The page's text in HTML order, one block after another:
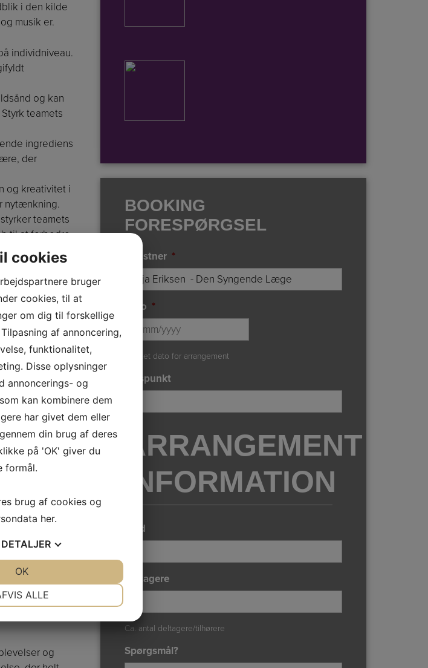
BOOKING
FORESPØRGSEL
Kunstner *
Dato *
slash
Ønsket dato for arrangement
Tidspunkt
ARRANGEMENT
INFORMATION
Sted
Deltagere
Ca. antal deltagere/tilhørere
Spørgsmål?
i den kilde
musik er.
individniveau.
og kan
teamets
ingrediens
der
og kreativitet i
nytænkning.
teamets
til at forbedre
deltage i en
til en
stemmer
– alt imens
mail
øget sundhed,
Når I
og bevægende
eftertanke.
og sang kan
man måske
og
cookies
bruger
cookies, til at
om dig til forskellige
af annoncering,
funktionalitet,
Disse oplysninger
annoncerings- og
kan kombinere dem
har givet dem eller
din brug af deres
på 'OK' giver du
formål.
brug af cookies og
her.
DETALJER
ALLE
OK